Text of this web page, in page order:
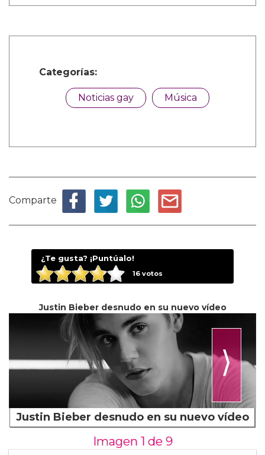
Categorías:
Noticias gay Música
Comparte
¿Te gusta? ¡Puntúalo!
16votos
Justin Bieber desnudo en su nuevo vídeo
⟩
Justin Bieber desnudo en su nuevo vídeo
Imagen 1 de 9